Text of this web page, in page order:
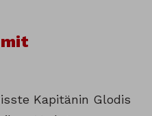
mit
Kapitänin Glodis